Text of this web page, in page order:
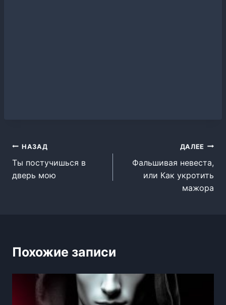
Навигация
по
НАЗАД
Ты постучишься в
дверь мою
ДАЛЕЕ
Фальшивая невеста,
или Как укротить
мажора
Похожие записи